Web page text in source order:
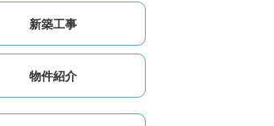
新築工事
物件紹介